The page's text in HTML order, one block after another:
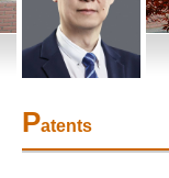
Patents